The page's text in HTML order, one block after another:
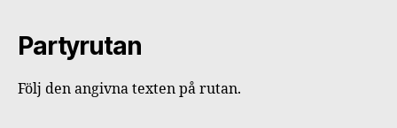
Partyrutan
Följ den angivna texten på rutan.